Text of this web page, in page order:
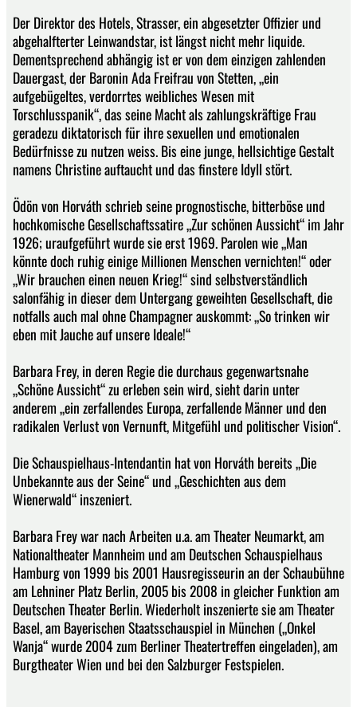
Der Direktor des Hotels, Strasser, ein abgesetzter Offizier und
abgehalfterter Leinwandstar, ist längst nicht mehr liquide.
Dementsprechend abhängig ist er von dem einzigen zahlenden
Dauergast, der Baronin Ada Freifrau von Stetten, „ein
aufgebügeltes, verdorrtes weibliches Wesen mit
Torschlusspanik“, das seine Macht als zahlungskräftige Frau
geradezu diktatorisch für ihre sexuellen und emotionalen
Bedürfnisse zu nutzen weiss. Bis eine junge, hellsichtige Gestalt
namens Christine auftaucht und das finstere Idyll stört.
Ödön von Horváth schrieb seine prognostische, bitterböse und
hochkomische Gesellschaftssatire „Zur schönen Aussicht“ im Jahr
1926; uraufgeführt wurde sie erst 1969. Parolen wie „Man
könnte doch ruhig einige Millionen Menschen vernichten!“ oder
„Wir brauchen einen neuen Krieg!“ sind selbstverständlich
salonfähig in dieser dem Untergang geweihten Gesellschaft, die
notfalls auch mal ohne Champagner auskommt: „So trinken wir
eben mit Jauche auf unsere Ideale!“
Barbara Frey, in deren Regie die durchaus gegenwartsnahe
„Schöne Aussicht“ zu erleben sein wird, sieht darin unter
anderem „ein zerfallendes Europa, zerfallende Männer und den
radikalen Verlust von Vernunft, Mitgefühl und politischer Vision“.
Die Schauspielhaus-Intendantin hat von Horváth bereits „Die
Unbekannte aus der Seine“ und „Geschichten aus dem
Wienerwald“ inszeniert.
Barbara Frey war nach Arbeiten u.a. am Theater Neumarkt, am
Nationaltheater Mannheim und am Deutschen Schauspielhaus
Hamburg von 1999 bis 2001 Hausregisseurin an der Schaubühne
am Lehniner Platz Berlin, 2005 bis 2008 in gleicher Funktion am
Deutschen Theater Berlin. Wiederholt inszenierte sie am Theater
Basel, am Bayerischen Staatsschauspiel in München („Onkel
Wanja“ wurde 2004 zum Berliner Theatertreffen eingeladen), am
Burgtheater Wien und bei den Salzburger Festspielen.